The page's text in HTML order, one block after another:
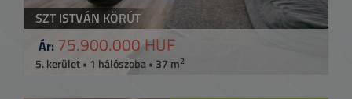
SZT ISTVÁN KÖRÚT
Ár: 75.900.000 HUF
5. kerület • 1 hálószoba • 37 m2